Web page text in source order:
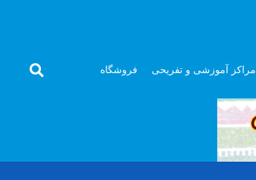
مراکز آموزشی و تفریحی فروشگاه